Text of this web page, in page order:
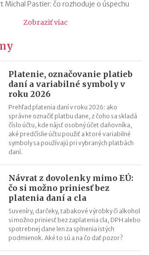
Pastier: čo rozhoduje o úspechu
miest
pri autách na podnikanie
a tvorcov digitálneho obsahu: finančná
ich príjmy
ju opravuje ešte pred zavedením
firemných debetných a kreditných kariet
prognóze a riešenie sporných situácií
škôl povinnosti voči Sociálnej
Zobraziť viac
Platenie, označovanie platieb
daní a variabilné symboly v
roku 2026
Prehľad platenia daní v roku 2026: ako
správne označiť platbu dane, z čoho sa skladá
číslo účtu, kde nájsť osobný účet daňovníka,
aké predčíslie účtu použiť a ktoré variabilné
symboly sa používajú pri vybraných platbách
daní.
Návrat z dovolenky mimo EÚ:
čo si možno priniesť bez
platenia daní a cla
Suveníry, darčeky, tabakové výrobky či alkohol
si možno priniesť bez zaplatenia cla, DPH alebo
spotrebnej dane len za splnenia istých
podmienok. Aké to sú a na čo dať pozor?